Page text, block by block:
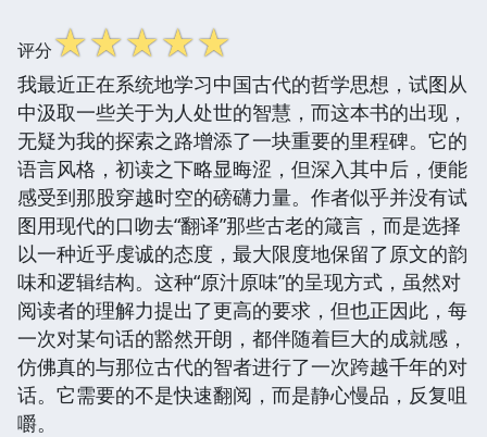
评分☆☆☆☆☆
我最近正在系统地学习中国古代的哲学思想，试图从
中汲取一些关于为人处世的智慧，而这本书的出现，
无疑为我的探索之路增添了一块重要的里程碑。它的
语言风格，初读之下略显晦涩，但深入其中后，便能
感受到那股穿越时空的磅礴力量。作者似乎并没有试
图用现代的口吻去“翻译”那些古老的箴言，而是选择
以一种近乎虔诚的态度，最大限度地保留了原文的韵
味和逻辑结构。这种“原汁原味”的呈现方式，虽然对
阅读者的理解力提出了更高的要求，但也正因此，每
一次对某句话的豁然开朗，都伴随着巨大的成就感，
仿佛真的与那位古代的智者进行了一次跨越千年的对
话。它需要的不是快速翻阅，而是静心慢品，反复咀
嚼。